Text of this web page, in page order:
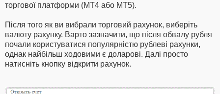
торгової платформи (МТ4 або МТ5).
Після того як ви вибрали торговий рахунок, виберіть
валюту рахунку. Варто зазначити, що після обвалу рубля
почали користуватися популярністю рублеві рахунки,
однак найбільш ходовими є доларові. Далі просто
натисніть кнопку відкрити рахунок.